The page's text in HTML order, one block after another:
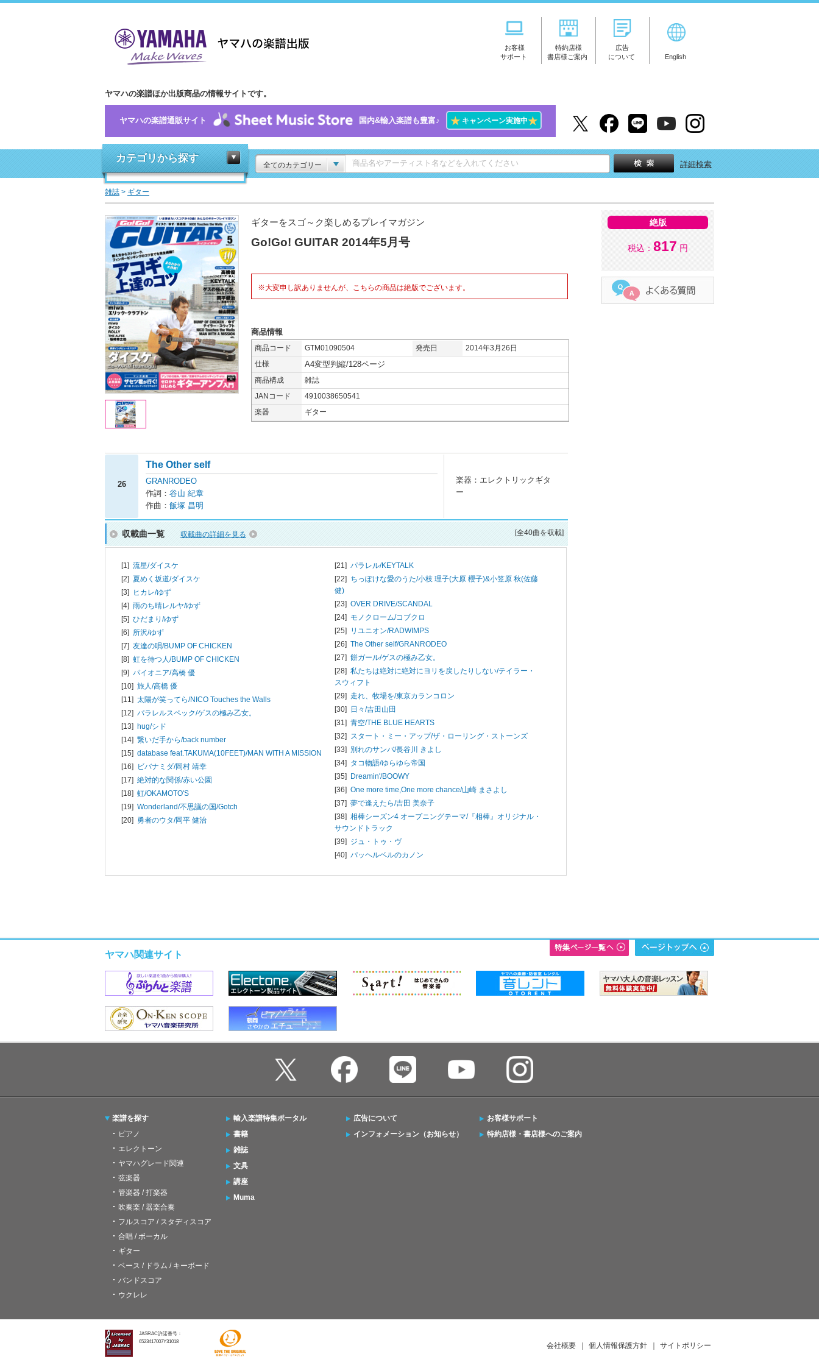
お客様
サポート
特約店様
書店様ご案内
広告
について
English
ヤマハの楽譜ほか出版商品の情報サイトです。
ヤマハの楽譜通販サイト 国内&輸入楽譜も豊富♪ ★キャンペーン実施中★
カテゴリから探す
全てのカテゴリー 詳細検索
雑誌 > ギター
ギターをスゴ～ク楽しめるプレイマガジン
Go!Go! GUITAR 2014年5月号
※大変申し訳ありませんが、こちらの商品は絶版でございます。
商品情報
商品コード GTM01090504 発売日
2014年3月26日
仕様
A4変型判縦/128ページ
商品構成
雑誌
JANコード
4910038650541
楽器
ギター
26
The Other self
GRANRODEO
作詞： 谷山 紀章
作曲： 飯塚 昌明
楽器：エレクトリックギタ
ー
収載曲一覧 収載曲の詳細を見る [全40曲を収載]
[1] 流星/ダイスケ
[2] 夏めく坂道/ダイスケ
[3] ヒカレ/ゆず
[4] 雨のち晴レルヤ/ゆず
[5] ひだまり/ゆず
[6] 所沢/ゆず
[7] 友達の唄/BUMP OF CHICKEN
[8] 虹を待つ人/BUMP OF CHICKEN
[9] パイオニア/高橋 優
[10] 旅人/高橋 優
[11] 太陽が笑ってら/NICO Touches the Walls
[12] パラレルスペック/ゲスの極み乙女。
[13] hug/シド
[14] 繋いだ手から/back number
[15] database feat.TAKUMA(10FEET)/MAN WITH A MISSION
[16] ビバナミダ/岡村 靖幸
[17] 絶対的な関係/赤い公園
[18] 虹/OKAMOTO'S
[19] Wonderland/不思議の国/Gotch
[20] 勇者のウタ/岡平 健治
[21] パラレル/KEYTALK
[22] ちっぽけな愛のうた/小枝 理子(大原 櫻子)&小笠原 秋(佐藤
健)
[23] OVER DRIVE/SCANDAL
[24] モノクローム/コブクロ
[25] リユニオン/RADWIMPS
[26] The Other self/GRANRODEO
[27] 餅ガール/ゲスの極み乙女。
[28] 私たちは絶対に絶対にヨリを戻したりしない/テイラー・
スウィフト
[29] 走れ、牧場を/東京カランコロン
[30] 日々/吉田山田
[31] 青空/THE BLUE HEARTS
[32] スタート・ミー・アップ/ザ・ローリング・ストーンズ
[33] 別れのサンバ/長谷川 きよし
[34] タコ物語/ゆらゆら帝国
[35] Dreamin'/BOOWY
[36] One more time,One more chance/山崎 まさよし
[37] 夢で逢えたら/吉田 美奈子
[38] 相棒シーズン4 オープニングテーマ/『相棒』オリジナル・
サウンドトラック
[39] ジュ・トゥ・ヴ
[40] パッヘルベルのカノン
絶版
税込： 817 円
ヤマハ関連サイト
楽譜を探す
ピアノ
エレクトーン
ヤマハグレード関連
弦楽器
管楽器 / 打楽器
吹奏楽 / 器楽合奏
フルスコア / スタディスコア
合唱 / ボーカル
ギター
ベース / ドラム / キーボード
バンドスコア
ウクレレ
輸入楽譜特集ポータル
書籍
雑誌
文具
講座
Muma
広告について
インフォメーション（お知らせ）
お客様サポート
特約店様・書店様へのご案内
JASRAC許諾番号：
6523417007Y31018
会社概要 ｜ 個人情報保護方針 ｜ サイトポリシー